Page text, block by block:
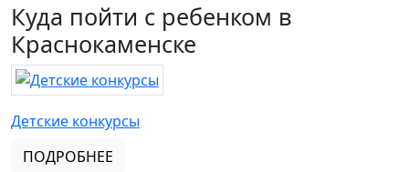
Куда пойти с ребенком в
Краснокаменске
Детские конкурсы
ПОДРОБНЕЕ